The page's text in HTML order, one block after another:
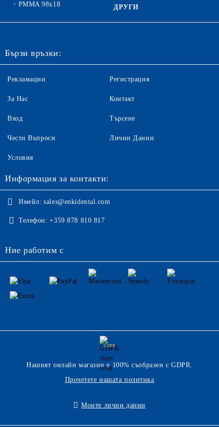
PMMA 98x18 ДРУГИ
Бързи връзки:
Рекламации
За Нас
Вход
Чести Въпроси
Регистрация
Контакт
Търсене
Лични Данни
Условия
Информация за контакти:
Имейл: sales@enkidental.com
Телефон: +359 878 810 817
Ние работим с
GDPR
Нашият онлайн магазин е 100% съобразен с GDPR.
Прочетете нашата политика
Моите лични данни